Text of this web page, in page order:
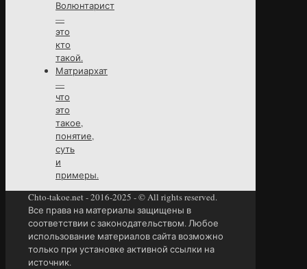
Волюнтарист
—
это
кто
такой.
Матриархат
—
что
это
такое,
понятие,
суть
и
примеры.
Chto-takoe.net - 2016-2025 - © All rights reserved.
Все права на материалы защищены в
соответствии с законодательством. Любое
использование материалов сайта возможно
только при установке активной ссылки на
источник.